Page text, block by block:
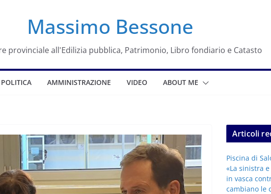
Massimo Bessone
provinciale all'Edilizia pubblica, Patrimonio, Libro fondiario e Catasto
POLITICA AMMINISTRAZIONE VIDEO ABOUT ME
Articoli
Piscina di
«La sinistra
in vasca
cambiano le